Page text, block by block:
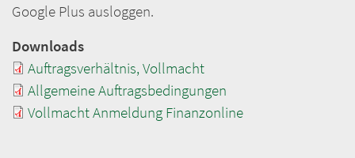
Google Plus ausloggen.
Downloads
Auftragsverhältnis, Vollmacht
Allgemeine Auftragsbedingungen
Vollmacht Anmeldung Finanzonline